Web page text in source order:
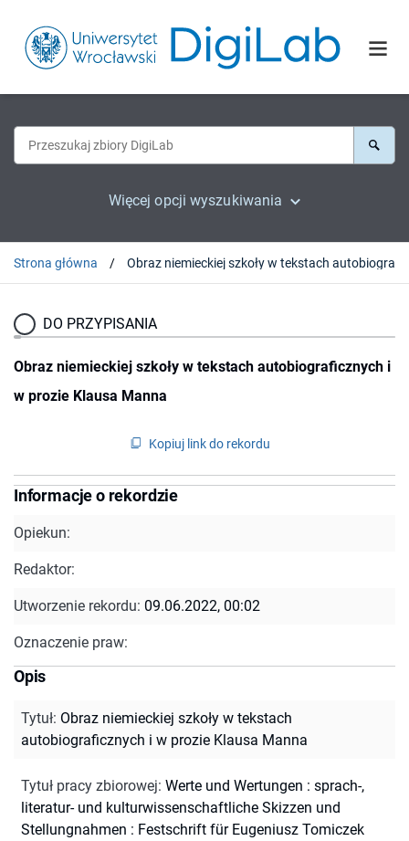
Więcej opcji wyszukiwania
Strona główna
DO PRZYPISANIA
Obraz niemieckiej szkoły w tekstach autobiograficznych i
w prozie Klausa Manna
Kopiuj link do rekordu
Informacje o rekordzie
Opiekun:
Redaktor:
Utworzenie rekordu: 09.06.2022, 00:02
Oznaczenie praw:
Opis
Tytuł: Obraz niemieckiej szkoły w tekstach
autobiograficznych i w prozie Klausa Manna
Tytuł pracy zbiorowej: Werte und Wertungen : sprach-,
literatur- und kulturwissenschaftliche Skizzen und
Stellungnahmen : Festschrift für Eugeniusz Tomiczek